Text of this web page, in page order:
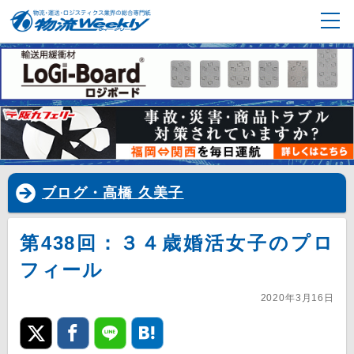
ブログ・高橋 久美子
第438回：３４歳婚活女子のプロ
フィール
2020年3月16日